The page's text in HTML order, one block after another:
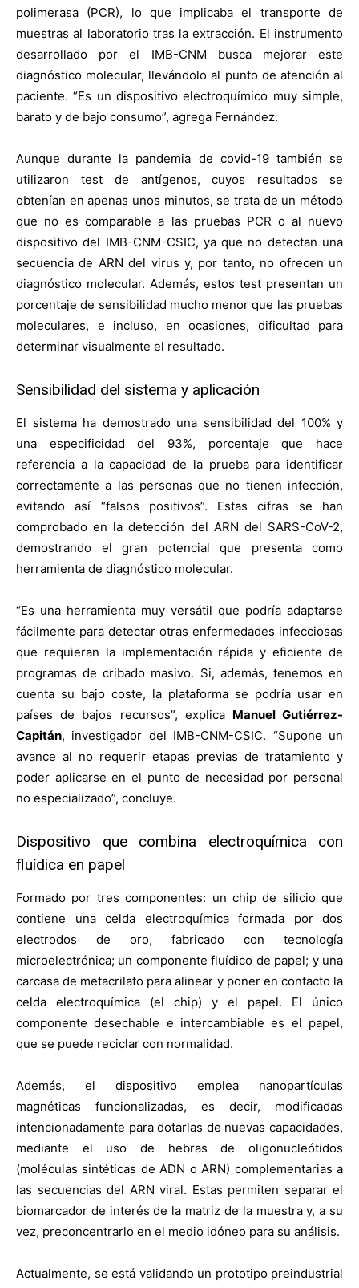
polimerasa (PCR), lo que implicaba el transporte de
muestras al laboratorio tras la extracción. El instrumento
desarrollado por el IMB-CNM busca mejorar este
diagnóstico molecular, llevándolo al punto de atención al
paciente. “Es un dispositivo electroquímico muy simple,
barato y de bajo consumo”, agrega Fernández.
Aunque durante la pandemia de covid-19 también se
utilizaron test de antígenos, cuyos resultados se
obtenían en apenas unos minutos, se trata de un método
que no es comparable a las pruebas PCR o al nuevo
dispositivo del IMB-CNM-CSIC, ya que no detectan una
secuencia de ARN del virus y, por tanto, no ofrecen un
diagnóstico molecular. Además, estos test presentan un
porcentaje de sensibilidad mucho menor que las pruebas
moleculares, e incluso, en ocasiones, dificultad para
determinar visualmente el resultado.
Sensibilidad del sistema y aplicación
El sistema ha demostrado una sensibilidad del 100% y
una especificidad del 93%, porcentaje que hace
referencia a la capacidad de la prueba para identificar
correctamente a las personas que no tienen infección,
evitando así “falsos positivos”. Estas cifras se han
comprobado en la detección del ARN del SARS-CoV-2,
demostrando el gran potencial que presenta como
herramienta de diagnóstico molecular.
“Es una herramienta muy versátil que podría adaptarse
fácilmente para detectar otras enfermedades infecciosas
que requieran la implementación rápida y eficiente de
programas de cribado masivo. Si, además, tenemos en
cuenta su bajo coste, la plataforma se podría usar en
países de bajos recursos”, explica Manuel Gutiérrez-
Capitán, investigador del IMB-CNM-CSIC. “Supone un
avance al no requerir etapas previas de tratamiento y
poder aplicarse en el punto de necesidad por personal
no especializado”, concluye.
Dispositivo que combina electroquímica con
fluídica en papel
Formado por tres componentes: un chip de silicio que
contiene una celda electroquímica formada por dos
electrodos de oro, fabricado con tecnología
microelectrónica; un componente fluídico de papel; y una
carcasa de metacrilato para alinear y poner en contacto la
celda electroquímica (el chip) y el papel. El único
componente desechable e intercambiable es el papel,
que se puede reciclar con normalidad.
Además, el dispositivo emplea nanopartículas
magnéticas funcionalizadas, es decir, modificadas
intencionadamente para dotarlas de nuevas capacidades,
mediante el uso de hebras de oligonucleótidos
(moléculas sintéticas de ADN o ARN) complementarias a
las secuencias del ARN viral. Estas permiten separar el
biomarcador de interés de la matriz de la muestra y, a su
vez, preconcentrarlo en el medio idóneo para su análisis.
Actualmente, se está validando un prototipo preindustrial